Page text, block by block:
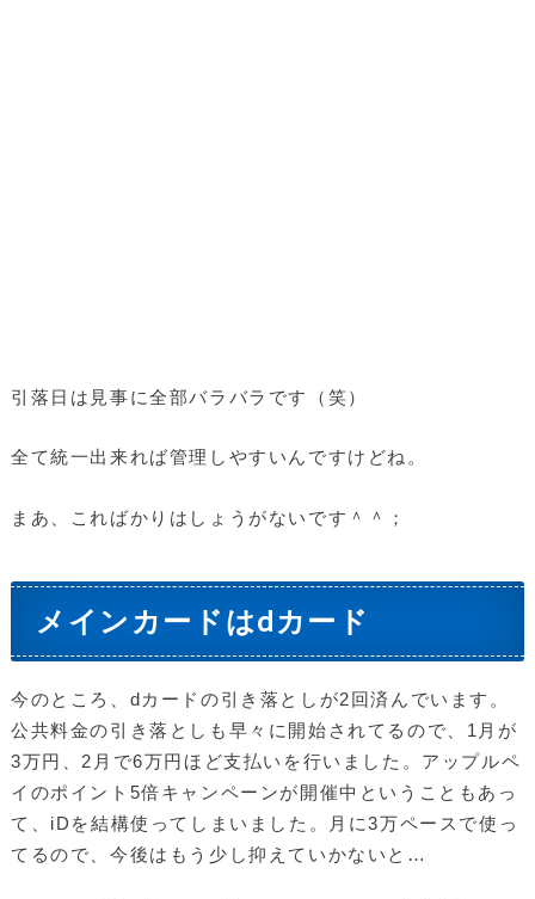
引落日は見事に全部バラバラです（笑）
全て統一出来れば管理しやすいんですけどね。
まあ、こればかりはしょうがないです＾＾；
メインカードはdカード
今のところ、dカードの引き落としが2回済んでいます。
公共料金の引き落としも早々に開始されてるので、1月が
3万円、2月で6万円ほど支払いを行いました。アップルペ
イのポイント5倍キャンペーンが開催中ということもあっ
て、iDを結構使ってしまいました。月に3万ペースで使っ
てるので、今後はもう少し抑えていかないと…